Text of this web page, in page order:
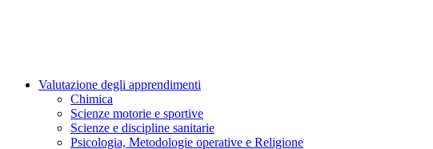
Valutazione degli apprendimenti
Chimica
Scienze motorie e sportive
Scienze e discipline sanitarie
Psicologia, Metodologie operative e Religione